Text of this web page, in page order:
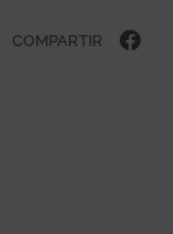
COMPARTIR